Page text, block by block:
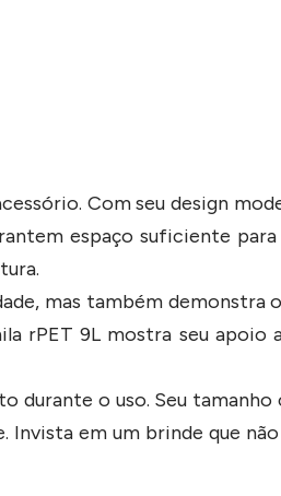
Com seu design
espaço suficiente
mas também demonstra
rPET 9L mostra seu
durante o uso. Seu
Invista em um brinde que